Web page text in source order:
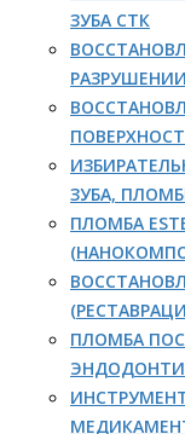
ЗУБА СТК
ЗУБА,
ПЛОМБА
ПЛОМБА